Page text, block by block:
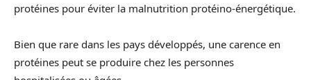
protéines pour éviter la malnutrition protéino-énergétique.
Bien que rare dans les pays développés, une carence en
protéines peut se produire chez les personnes